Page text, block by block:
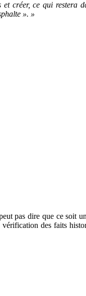
créer, ce qui restera
». »
pas dire que ce soit
des faits